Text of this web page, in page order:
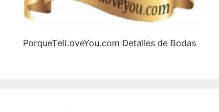
PorqueTeILoveYou.com Detalles de Bodas